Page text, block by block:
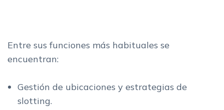
Conclusion: la mejor decision no es la mas compleja, sino la
que encaja con tu nivel de madurez
Entre sus funciones más habituales se
encuentran:
Gestión de ubicaciones y estrategias de
slotting.